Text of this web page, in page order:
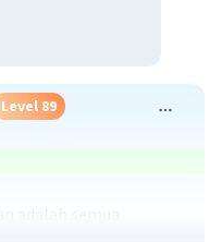
Level 89